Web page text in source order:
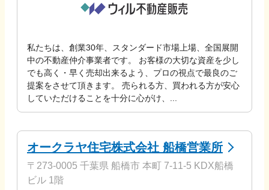
私たちは、創業30年、スタンダード市場上場、全国展開
中の不動産仲介事業者です。 お客様の大切な資産を少し
でも高く・早く売却出来るよう、プロの視点で最良のご
提案をさせて頂きます。 売られる方、買われる方が安心
していただけることを十分に心がけ、...
オークラヤ住宅株式会社 船橋営業所
〒273-0005 千葉県 船橋市 本町 7-11-5 KDX船橋
ビル 1階